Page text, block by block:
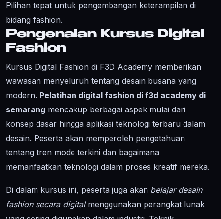
Pilihan tepat untuk pengembangan keterampilan di
bidang fashion.
Pengenalan Kursus Digital
Fashion
Kursus Digital Fashion di F3D Academy memberikan
wawasan menyeluruh tentang desain busana yang
modern. Pelatihan digital fashion di f3d academy di
semarang mencakup berbagai aspek mulai dari
konsep dasar hingga aplikasi teknologi terbaru dalam
desain. Peserta akan memperoleh pengetahuan
tentang tren mode terkini dan bagaimana
memanfaatkan teknologi dalam proses kreatif mereka.
Di dalam kursus ini, peserta juga akan belajar desain
fashion secara digitalmenggunakan perangkat lunak